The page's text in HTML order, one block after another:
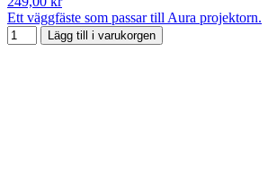
Ett väggfäste som passar till Aura projektorn.
Lägg till i varukorgen